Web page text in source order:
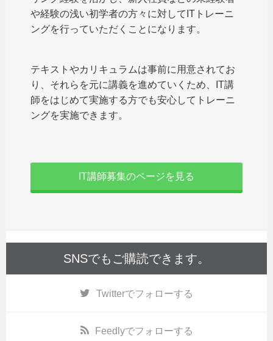
や経験の浅い初学者の方々に対してITトレーニ
ングを行っていただくことになります。
テキストやカリキュラムは事前に用意されてお
り、それらを元に講義を進めていくため、IT講
師をはじめて実施する方でも安心してトレーニ
ングを実施できます。
IT講師募集のページを見る
SNSでもご購読できます。
Twitterでフォローする
Feedlyでフォローする